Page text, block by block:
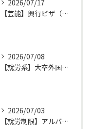
2026/07/17
【芸能】興行ビザ（在留資格「興行」）とは 風俗営業店舗で外国人ダンサーを招く際の注意点を徹底解説【エンタメ】
2026/07/08
【就労系】大卒外国人の就労ビザ完全ガイド 技術・人文知識・国際業務と特定活動46号、定住者ルートまで徹底比較【ビザ】
2026/07/03
【就労制限】アルバイトでも「所属機関に関する届出」は必要か 在留資格別に徹底解説【外国人】